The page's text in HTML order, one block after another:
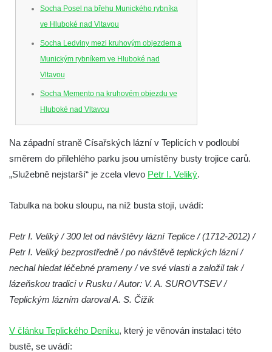
Socha Posel na břehu Munického rybníka
ve Hluboké nad Vltavou
Socha Ledviny mezi kruhovým objezdem a
Munickým rybníkem ve Hluboké nad
Vltavou
Socha Memento na kruhovém objezdu ve
Hluboké nad Vltavou
Socha Chalikotérium v ZOO Hluboká
Socha Smilodon v ZOO Hluboká
Socha Veledaněk v ZOO Hluboká
Socha Plejtvák obrovský v ZOO Hluboká
Socha Mamutí lebka v ZOO Hluboká
Socha Mamut srstnatý v ZOO Hluboká
Socha Orel v ZOO Hluboká
Socha Vydry si hrají v ZOO Hluboká
Socha Matka příroda v ZOO Hluboká
Na západní straně Císařských lázní v Teplicích v podloubí
směrem do přilehlého parku jsou umístěny busty trojice carů.
„Služebně nejstarší“ je zcela vlevo Petr I. Veliký.
Tabulka na boku sloupu, na níž busta stojí, uvádí:
Petr I. Veliký / 300 let od návštěvy lázní Teplice / (1712-2012) /
Petr I. Veliký bezprostředně / po návštěvě teplických lázní /
nechal hledat léčebné prameny / ve své vlasti a založil tak /
lázeňskou tradici v Rusku / Autor: V. A. SUROVTSEV /
Teplickým lázním daroval A. S. Čižik
V článku Teplického Deníku, který je věnován instalaci této
bustě, se uvádí: